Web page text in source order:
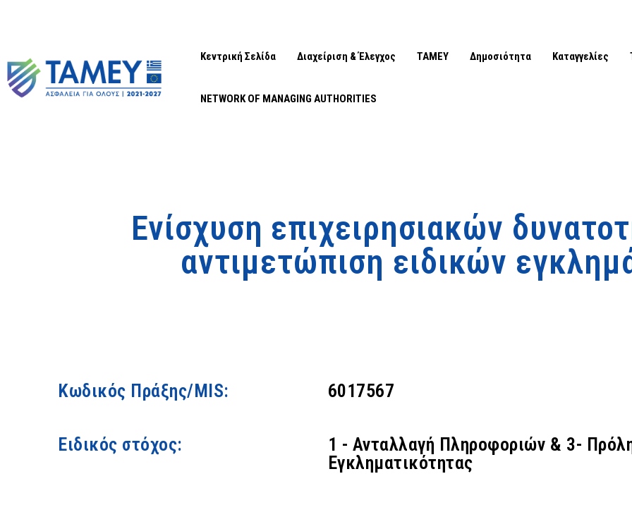
Κεντρική Σελίδα Διαχείριση & Έλεγχος ΤΑΜΕΥ Δημοσιότητα Καταγγελίες
NETWORK OF MANAGING AUTHORITIES
Ενίσχυση επιχειρησιακών
αντιμετώπιση ειδικών
Κωδικός Πράξης/MIS: 6017567
Ειδικός στόχος:
1 - Ανταλλαγή Πληροφοριών & 3-
Εγκληματικότητας